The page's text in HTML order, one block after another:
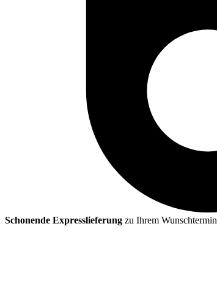
Schonende Expresslieferung zu Ihrem Wunschtermin